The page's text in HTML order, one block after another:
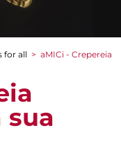
for all > aMICi - Crepereia
sua